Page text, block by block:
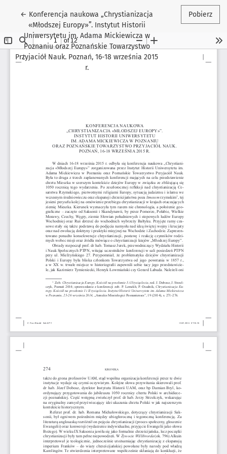
← Wróć do szczegółów artykułu
Konferencja naukowa „Chrystianizacja
«Młodszej Europy»”. Instytut Historii
Uniwersytetu im. Adama Mickiewicza w
Poznaniu oraz Poznańskie Towarzystwo
Przyjaciół Nauk. Poznań, 16-18 września 2015
r.
Pobierz